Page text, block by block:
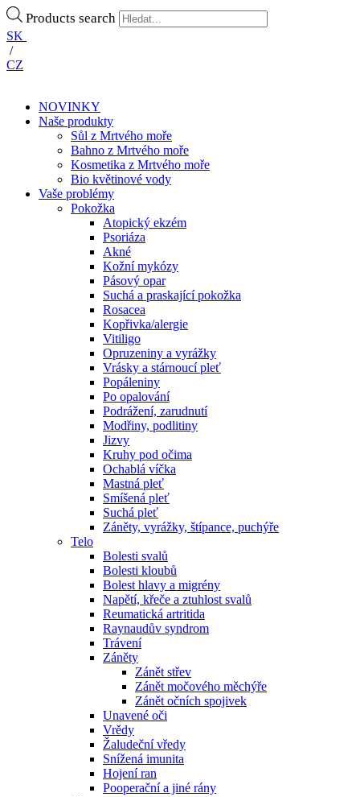
Products search
SK
/
CZ
NOVINKY
Naše produkty
Sůl z Mrtvého moře
Bahno z Mrtvého moře
Kosmetika z Mrtvého moře
Bio květinové vody
Vaše problémy
Pokožka
Atopický ekzém
Psoriáza
Akné
Kožní mykózy
Pásový opar
Suchá a praskající pokožka
Rosacea
Kopřivka/alergie
Vitiligo
Opruzeniny a vyrážky
Vrásky a stárnoucí pleť
Popáleniny
Po opalování
Podrážení, zarudnutí
Modřiny, podlitiny
Jizvy
Kruhy pod očima
Ochablá víčka
Mastná pleť
Smíšená pleť
Suchá pleť
Záněty, vyrážky, štípance, puchýře
Telo
Bolesti svalů
Bolesti kloubů
Bolest hlavy a migrény
Napětí, křeče a ztuhlost svalů
Reumatická artritida
Raynaudův syndrom
Trávení
Záněty
Zánět střev
Zánět močového měchýře
Zánět očních spojivek
Unavené oči
Vrědy
Žaludeční vředy
Snížená imunita
Hojení ran
Pooperační a jiné rány